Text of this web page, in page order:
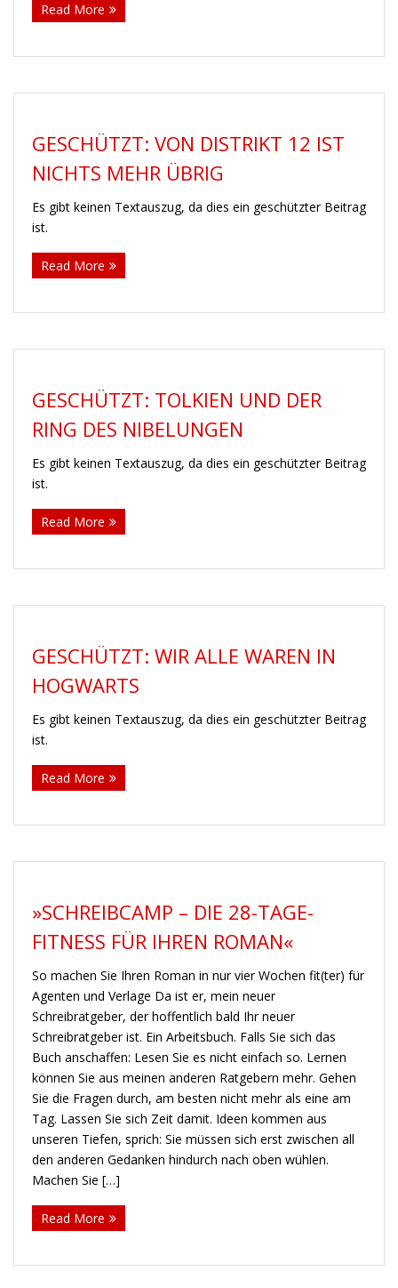
Read More
GESCHÜTZT: VON DISTRIKT 12 IST
NICHTS MEHR ÜBRIG
Es gibt keinen Textauszug, da dies ein geschützter Beitrag
ist.
Read More
GESCHÜTZT: TOLKIEN UND DER
RING DES NIBELUNGEN
Es gibt keinen Textauszug, da dies ein geschützter Beitrag
ist.
Read More
GESCHÜTZT: WIR ALLE WAREN IN
HOGWARTS
Es gibt keinen Textauszug, da dies ein geschützter Beitrag
ist.
Read More
»SCHREIBCAMP – DIE 28-TAGE-
FITNESS FÜR IHREN ROMAN«
So machen Sie Ihren Roman in nur vier Wochen fit(ter) für
Agenten und Verlage Da ist er, mein neuer
Schreibratgeber, der hoffentlich bald Ihr neuer
Schreibratgeber ist. Ein Arbeitsbuch. Falls Sie sich das
Buch anschaffen: Lesen Sie es nicht einfach so. Lernen
können Sie aus meinen anderen Ratgebern mehr. Gehen
Sie die Fragen durch, am besten nicht mehr als eine am
Tag. Lassen Sie sich Zeit damit. Ideen kommen aus
unseren Tiefen, sprich: Sie müssen sich erst zwischen all
den anderen Gedanken hindurch nach oben wühlen.
Machen Sie […]
Read More